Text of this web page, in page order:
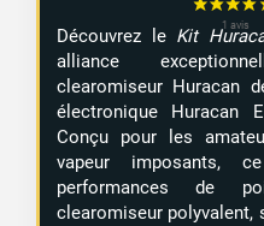
Découvrez le Kit
alliance
clearomiseur Huracan
électronique Huracan
Conçu pour les
vapeur imposants,
performances de
clearomiseur polyvalent,